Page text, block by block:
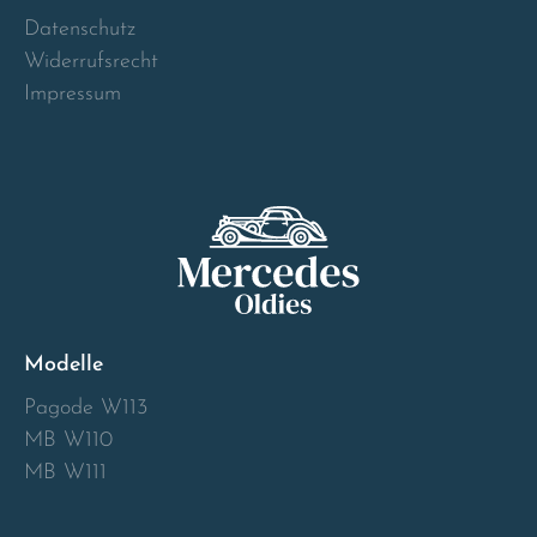
Datenschutz
Widerrufsrecht
Impressum
Modelle
Pagode W113
MB W110
MB W111
Norway
Slovakia
Slovenia